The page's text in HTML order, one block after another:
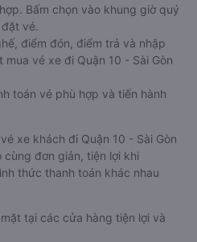
Bấm chọn vào khung giờ quý
vé.
điểm đón, điểm trả và nhập
vé xe đi Quận 10 - Sài Gòn
toán vé phù hợp và tiến hành
xe khách đi Quận 10 - Sài Gòn
đơn giản, tiện lợi khi
thức thanh toán khác nhau
tại các cửa hàng tiện lợi và